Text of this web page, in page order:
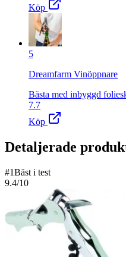
Köp
5
Dreamfarm Vinöppnare
Bästa med inbyggd
7.7
Köp
Detaljerade
#1Bäst i test
9.4/10